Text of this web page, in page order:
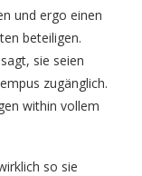
und ergo einen
beteiligen.
sie seien
zugänglich.
within vollem
so sie